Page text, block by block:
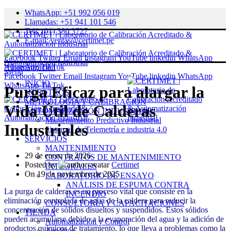
WhatsApp: +51 992 056 019
Llamadas: +51 941 101 546
Telf: (01) 380 3727
E-mail: ventas@certimet.pe
Facebook Twitter Email InstagramYouTube linkedin WhatsApp
WhatsApp TikTok
Facebook Twitter Email InstagramYouTube linkedin WhatsApp
WhatsApp TikTok
Menu
INICIO
NOSOTROS
METROLOGÍA Y CALIBRACIÓN
AUTOMATIZACIÓN INDUSTRIAL
Mantenimiento Predictivo Industrial
Sistemas de Telemetría e industria 4.0
SERVICIOS
MANTENIMIENTO
CONTRATOS DE MANTENIMIENTO
INTEGRALES
LABORATORIO DE ENSAYO
ANÁLISIS DE ESPUMA CONTRA
INCENDIO
CONSULTORÍA Y CAPACITACIONES
TIENDA
Automatización y Control
Automatización
Purga Eficaz para alargar la
Vida Útil de Calderas
Industriales
29 de enero de 2026
Posted by
Certimet
On 19 de noviembre de 2025
La purga de calderas es un proceso vital que consiste en la
eliminación controlada de agua de la caldera para reducir la
concentración de sólidos disueltos y suspendidos. Estos sólidos
pueden acumularse debido a la evaporación del agua y la adición de
productos químicos de tratamiento, lo que lleva a problemas como la